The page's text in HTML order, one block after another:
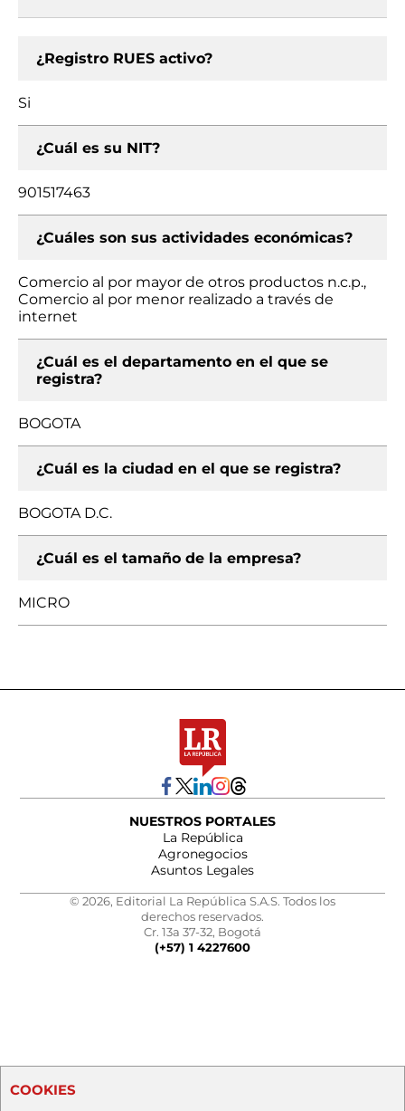
¿Registro RUES activo?
Si
¿Cuál es su NIT?
901517463
¿Cuáles son sus actividades económicas?
Comercio al por mayor de otros productos n.c.p.,
Comercio al por menor realizado a través de
internet
¿Cuál es el departamento en el que se
registra?
BOGOTA
¿Cuál es la ciudad en el que se registra?
BOGOTA D.C.
¿Cuál es el tamaño de la empresa?
MICRO
NUESTROS PORTALES
La República
Agronegocios
Asuntos Legales
© 2026, Editorial La República S.A.S. Todos los
derechos reservados.
Cr. 13a 37-32, Bogotá
(+57) 1 4227600
COOKIES